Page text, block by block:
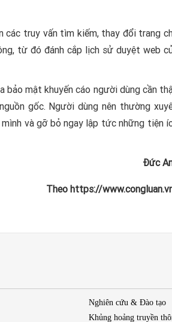
các truy vấn tìm kiếm, thay đổi trang
từ đó đánh cắp lịch sử duyệt web
bảo mật khuyến cáo người dùng cần
gốc. Người dùng nên thường
và gỡ bỏ ngay lập tức những tiện
Đức
Theo https://
Nghiên cứu & Đào tạo
Khủng hoảng truyền